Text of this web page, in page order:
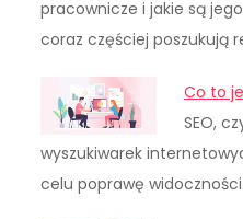
pracownicze i jakie są
coraz częściej poszukują
Co to
SEO,
wyszukiwarek
celu poprawę